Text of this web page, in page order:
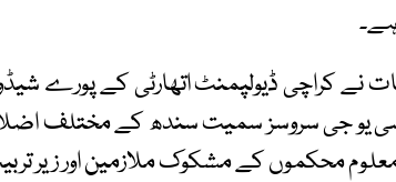
کراچی ڈیولپمنٹ اتھارٹی کے پورے
یو جی سروسز سمیت سندھ کے مختلف
محکموں کے مشکوک ملازمین اور زیر